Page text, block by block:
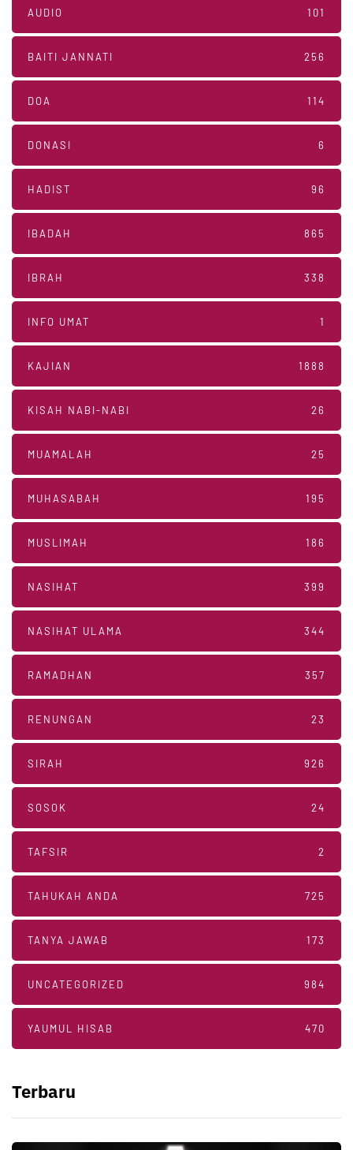
AUDIO 101
BAITI JANNATI 256
DOA 114
DONASI 6
HADIST 96
IBADAH 865
IBRAH 338
INFO UMAT 1
KAJIAN 1888
KISAH NABI-NABI 26
MUAMALAH 25
MUHASABAH 195
MUSLIMAH 186
NASIHAT 399
NASIHAT ULAMA 344
RAMADHAN 357
RENUNGAN 23
SIRAH 926
SOSOK 24
TAFSIR 2
TAHUKAH ANDA 725
TANYA JAWAB 173
UNCATEGORIZED 984
YAUMUL HISAB 470
Terbaru